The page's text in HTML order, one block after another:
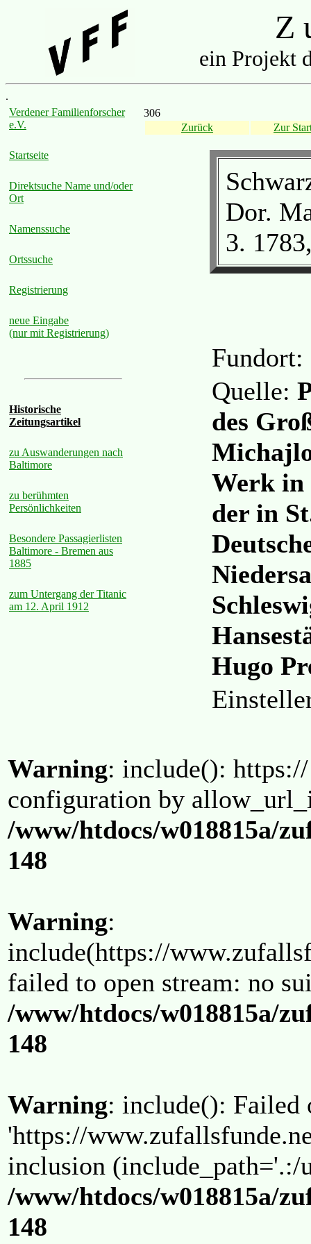
Z
ein Projekt
.
Verdener Familienforscher
e.V.
Startseite
Direktsuche Name und/oder
Ort
Namenssuche
Ortssuche
Registrierung
neue Eingabe
(nur mit Registrierung)
Historische
Zeitungsartikel
zu Auswanderungen nach
Baltimore
zu berühmten
Persönlichkeiten
Besondere Passagierlisten
Baltimore - Bremen aus
1885
zum Untergang der Titanic
am 12. April 1912
306
Zurück
Zur
Dor.
3.
Fundort:
Quelle:
des
Werk in
der in
Hugo
Warning: include():
configuration by
/www/htdocs/w018815a/
148
Warning:
include(https://
failed to open stream: no
/www/htdocs/w018815a/
148
Warning: include(): Failed
'https://
inclusion (include_path='.:/
/www/htdocs/w018815a/
148